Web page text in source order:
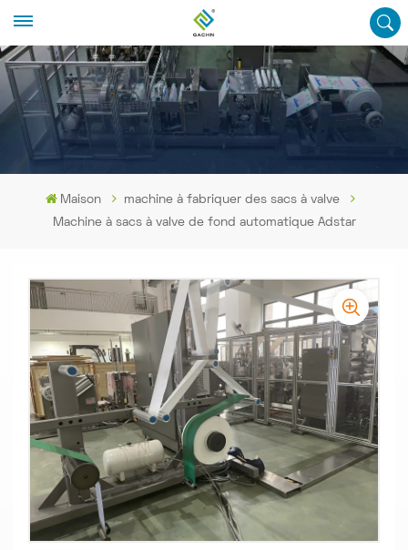
Maison
machine à fabriquer des sacs à valve
Machine à sacs à valve de fond automatique Adstar